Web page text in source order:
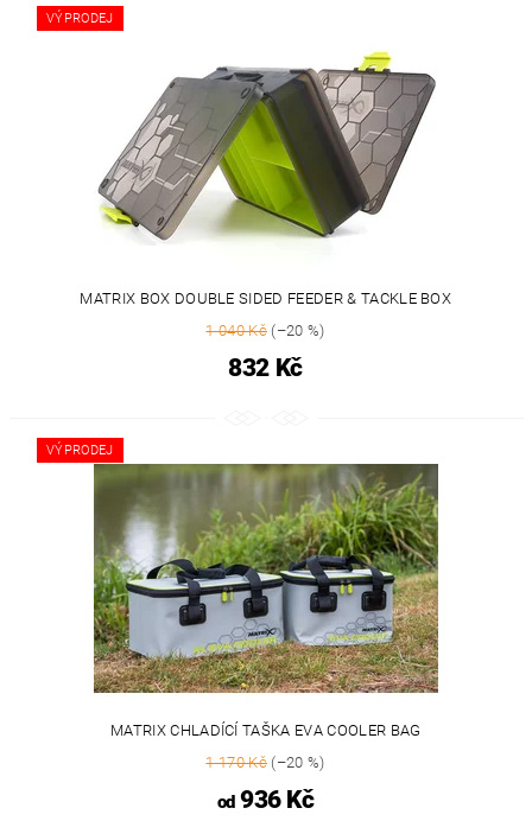
VÝPRODEJ
MATRIX BOX DOUBLE SIDED FEEDER & TACKLE BOX
1 040 Kč (–20 %)
832 Kč
VÝPRODEJ
MATRIX CHLADÍCÍ TAŠKA EVA COOLER BAG
1 170 Kč (–20 %)
od936 Kč